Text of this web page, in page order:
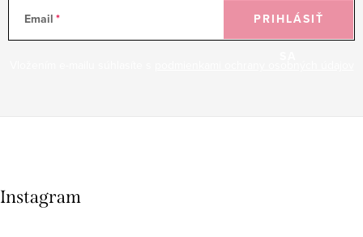
Email PRIHLÁSIŤ
Instagram